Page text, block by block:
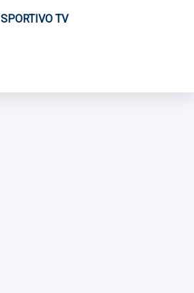
SPORTIVO TV